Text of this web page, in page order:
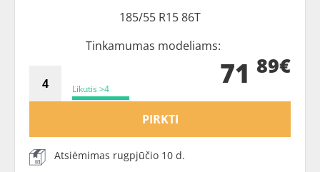
185/55 R15 86T
Tinkamumas modeliams:
Likutis >4 71 89€
PIRKTI
Atsiėmimas rugpjūčio 10 d.